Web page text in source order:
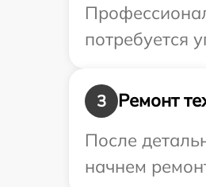
потребуется
3
Ремонт
После
начнем